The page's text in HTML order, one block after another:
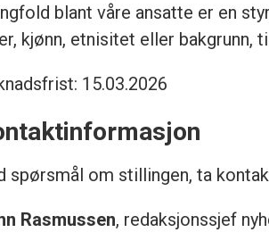
blant våre ansatte er en
kjønn, etnisitet eller bakgrunn,
15.03.2026
spørsmål om stillingen, ta
Rasmussen, redaksjonssjef